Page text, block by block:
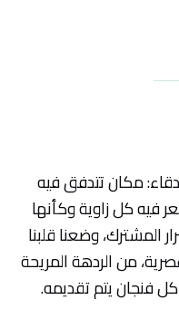
مكان تتدفق فيه
فيه كل زاوية وكأنها
المشترك، وضعنا قلبنا
من الردهة المريحة
فنجان يتم تقديمه.